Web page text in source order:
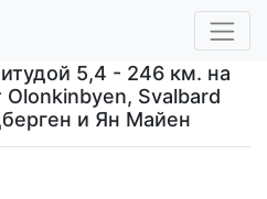
5,4 - 246 км. на
Svalbard
и Ян Майен